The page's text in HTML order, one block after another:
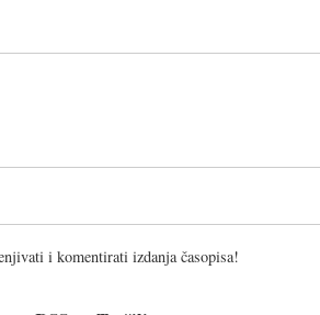
i komentirati izdanja časopisa!